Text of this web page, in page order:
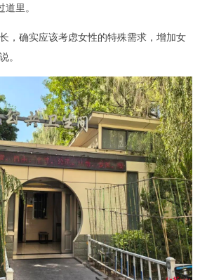
里。
，确实应该考虑女性的特殊需求，增加女
。